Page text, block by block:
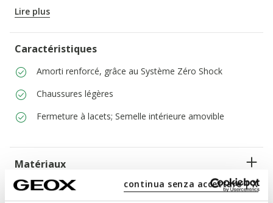
continua senza accettare | X
CODE PRODUIT:
Lire plus
Caractéristiques
Amorti renforcé, grâce au Système Zéro Shock
Chaussures légères
Fermeture à lacets; Semelle intérieure amovible
Matériaux
Technologies